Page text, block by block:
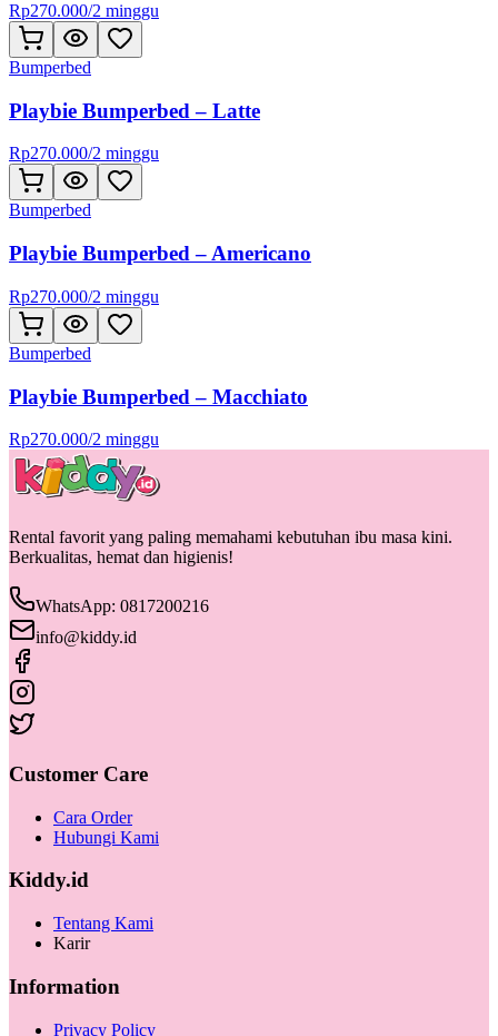
Rp270.000/2 minggu
Bumperbed
Playbie Bumperbed – Latte
Rp270.000/2 minggu
Bumperbed
Playbie Bumperbed – Americano
Rp270.000/2 minggu
Bumperbed
Playbie Bumperbed – Macchiato
Rp270.000/2 minggu
Rental favorit yang paling memahami kebutuhan ibu masa kini.
Berkualitas, hemat dan higienis!
WhatsApp: 0817200216
info@kiddy.id
Customer Care
Cara Order
Hubungi Kami
Kiddy.id
Tentang Kami
Karir
Information
Privacy Policy